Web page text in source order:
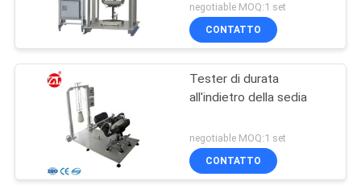
negotiable MOQ:1 set
CONTATTO
Tester di durata
all'indietro della sedia
negotiable MOQ:1 set
CONTATTO